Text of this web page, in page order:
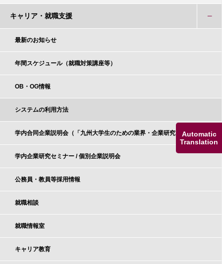
Automatic
Translation
キャリア・就職支援
最新のお知らせ
年間スケジュール（就職対策講座等）
OB・OG情報
システムの利用方法
学内合同企業説明会（「九州大学生のための業界・企業研究」）
学内企業研究セミナー / 個別企業説明会
公務員・教員等採用情報
就職相談
就職情報室
キャリア教育